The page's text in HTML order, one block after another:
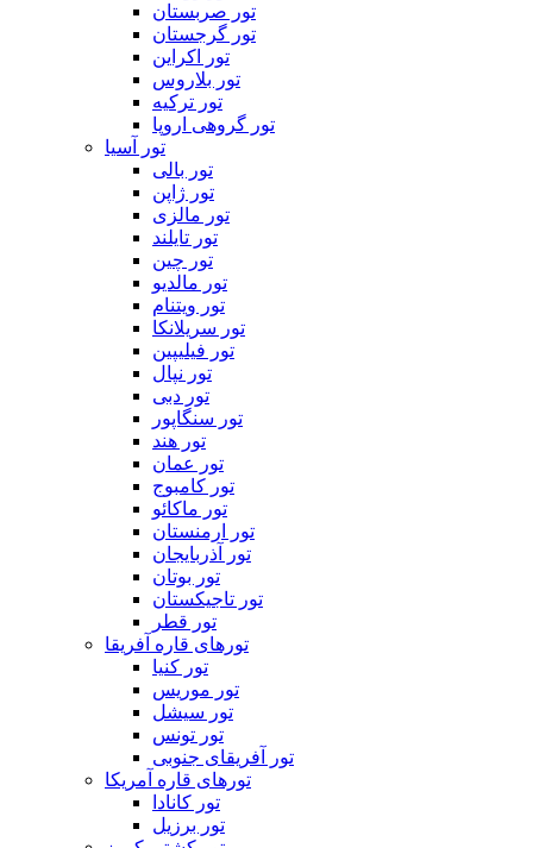
تور صربستان
تور گرجستان
تور اکراین
تور بلاروس
تور ترکیه
تور گروهی اروپا
تور آسیا
تور بالی
تور ژاپن
تور مالزی
تور تایلند
تور چین
تور مالدیو
تور ویتنام
تور سریلانکا
تور فیلیپین
تور نپال
تور دبی
تور سنگاپور
تور هند
تور عمان
تور کامبوج
تور ماکائو
تور ارمنستان
تور آذربایجان
تور بوتان
تور تاجیکستان
تور قطر
تورهای قاره آفریقا
تور کنیا
تور موریس
تور سیشل
تور تونس
تور آفریقای جنوبی
تورهای قاره آمریکا
تور کانادا
تور برزیل